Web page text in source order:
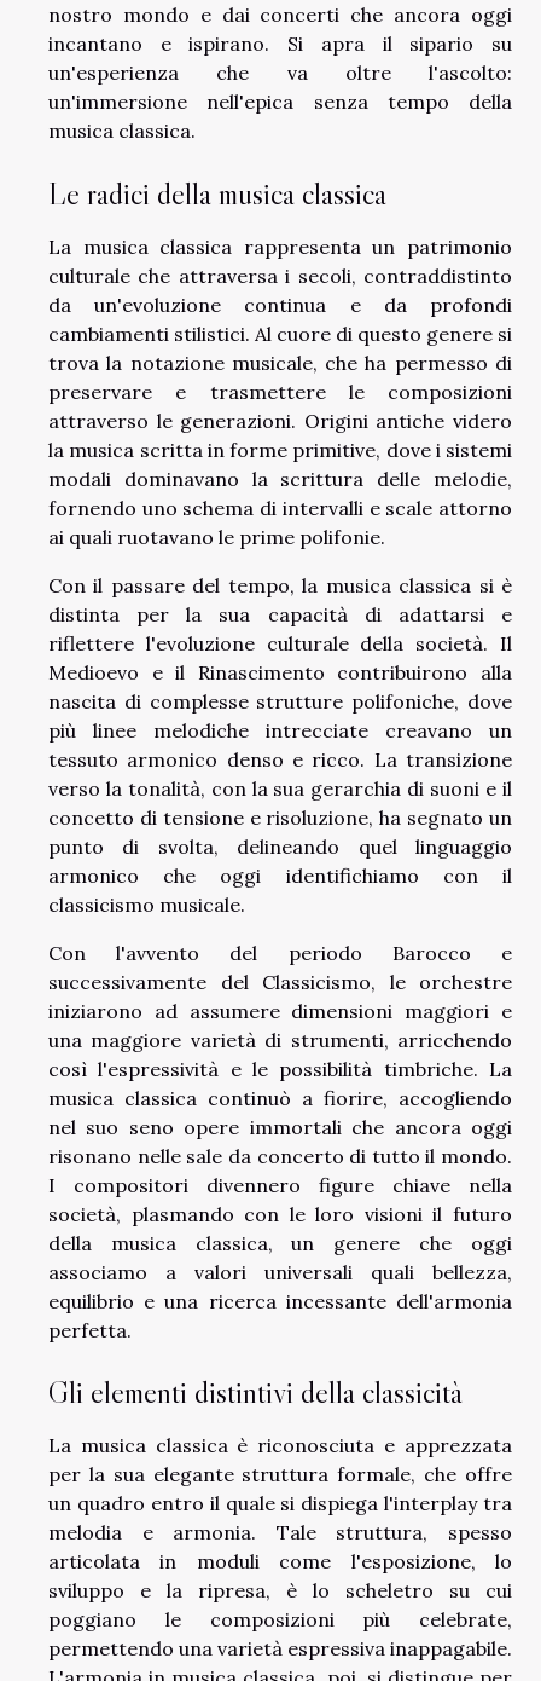
nostro mondo e dai concerti che ancora oggi
incantano e ispirano. Si apra il sipario su
un'esperienza che va oltre l'ascolto:
un'immersione nell'epica senza tempo della
musica classica.
Le radici della musica classica
La musica classica rappresenta un patrimonio
culturale che attraversa i secoli, contraddistinto
da un'evoluzione continua e da profondi
cambiamenti stilistici. Al cuore di questo genere si
trova la notazione musicale, che ha permesso di
preservare e trasmettere le composizioni
attraverso le generazioni. Origini antiche videro
la musica scritta in forme primitive, dove i sistemi
modali dominavano la scrittura delle melodie,
fornendo uno schema di intervalli e scale attorno
ai quali ruotavano le prime polifonie.
Con il passare del tempo, la musica classica si è
distinta per la sua capacità di adattarsi e
riflettere l'evoluzione culturale della società. Il
Medioevo e il Rinascimento contribuirono alla
nascita di complesse strutture polifoniche, dove
più linee melodiche intrecciate creavano un
tessuto armonico denso e ricco. La transizione
verso la tonalità, con la sua gerarchia di suoni e il
concetto di tensione e risoluzione, ha segnato un
punto di svolta, delineando quel linguaggio
armonico che oggi identifichiamo con il
classicismo musicale.
Con l'avvento del periodo Barocco e
successivamente del Classicismo, le orchestre
iniziarono ad assumere dimensioni maggiori e
una maggiore varietà di strumenti, arricchendo
così l'espressività e le possibilità timbriche. La
musica classica continuò a fiorire, accogliendo
nel suo seno opere immortali che ancora oggi
risonano nelle sale da concerto di tutto il mondo.
I compositori divennero figure chiave nella
società, plasmando con le loro visioni il futuro
della musica classica, un genere che oggi
associamo a valori universali quali bellezza,
equilibrio e una ricerca incessante dell'armonia
perfetta.
Gli elementi distintivi della classicità
La musica classica è riconosciuta e apprezzata
per la sua elegante struttura formale, che offre
un quadro entro il quale si dispiega l'interplay tra
melodia e armonia. Tale struttura, spesso
articolata in moduli come l'esposizione, lo
sviluppo e la ripresa, è lo scheletro su cui
poggiano le composizioni più celebrate,
permettendo una varietà espressiva inappagabile.